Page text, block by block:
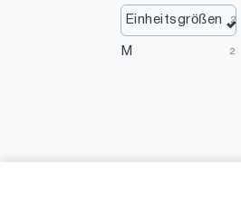
Türkis
Einheitsgrößen 2
M 2